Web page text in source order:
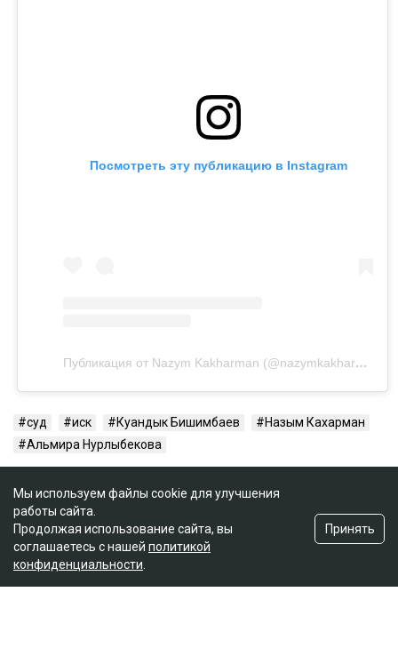
Посмотреть эту публикацию в Instagram
Публикация от Nazym Kakharman (@nazymkakharman)
суд иск Куандык Бишимбаев
Назым Кахарман
Альмира Нурлыбекова
Мы используем файлы cookie для улучшения
работы сайта.
Продолжая использование сайта, вы
соглашаетесь с нашей политикой
конфиденциальности
Принять